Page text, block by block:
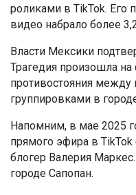
роликами в TikTok. Его
видео набрало более
Власти Мексики
Трагедия произошла
противостояния
группировками в
Напомним, в мае 2025
прямого эфира в
блогер Валерия
городе Сапопан.